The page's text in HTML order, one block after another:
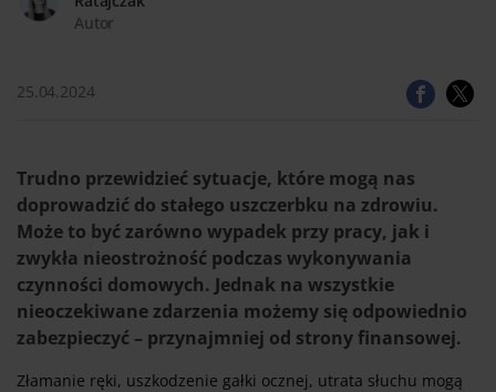
Autor
25.04.2024
Trudno przewidzieć sytuacje, które mogą nas
doprowadzić do stałego uszczerbku na zdrowiu.
Może to być zarówno wypadek przy pracy, jak i
zwykła nieostrożność podczas wykonywania
czynności domowych. Jednak na wszystkie
nieoczekiwane zdarzenia możemy się odpowiednio
zabezpieczyć – przynajmniej od strony finansowej.
Złamanie ręki, uszkodzenie gałki ocznej, utrata słuchu mogą